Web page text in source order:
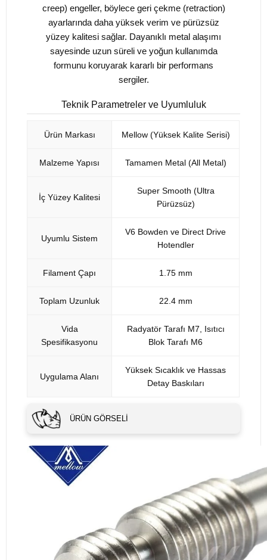
creep) engeller, böylece geri çekme (retraction)
ayarlarında daha yüksek verim ve pürüzsüz
yüzey kalitesi sağlar. Dayanıklı metal alaşımı
sayesinde uzun süreli ve yoğun kullanımda
formunu koruyarak kararlı bir performans
sergiler.
Teknik Parametreler ve Uyumluluk
Ürün Markası Mellow (Yüksek Kalite Serisi)
Malzeme Yapısı Tamamen Metal (All Metal)
İç Yüzey Kalitesi
Super Smooth (Ultra
Pürüzsüz)
Uyumlu Sistem
V6 Bowden ve Direct Drive
Hotendler
Filament Çapı 1.75 mm
Toplam Uzunluk 22.4 mm
Vida
Spesifikasyonu
Radyatör Tarafı M7, Isıtıcı
Blok Tarafı M6
Uygulama Alanı
Yüksek Sıcaklık ve Hassas
Detay Baskıları
ÜRÜN GÖRSELI